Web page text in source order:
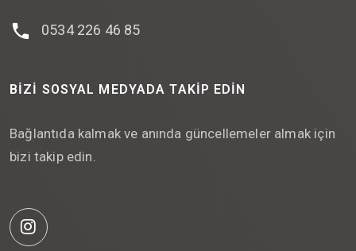
0534 226 46 85
BIZI SOSYAL MEDYADA TAKIP EDIN
Bağlantıda kalmak ve anında güncellemeler almak için
bizi takip edin.